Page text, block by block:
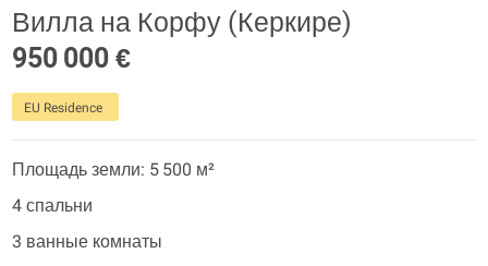
Вилла на Корфу (Керкире)
950 000 €
EU Residence
Площадь земли: 5 500 м²
4 спальни
3 ванные комнаты